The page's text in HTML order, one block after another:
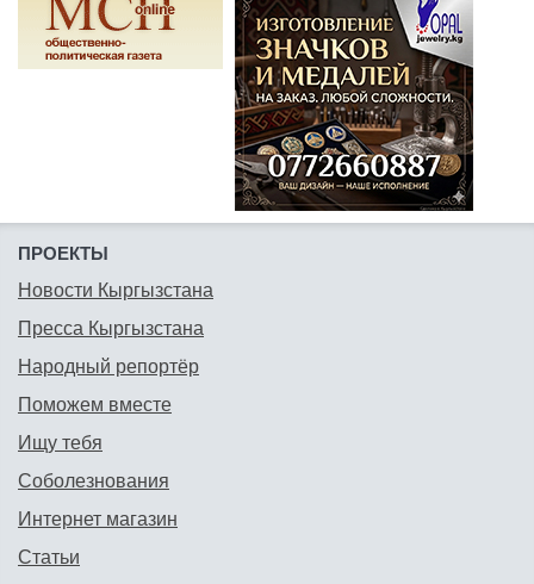
ПРОЕКТЫ
Новости Кыргызстана
Пресса Кыргызстана
Народный репортёр
Поможем вместе
Ищу тебя
Соболезнования
Интернет магазин
Статьи